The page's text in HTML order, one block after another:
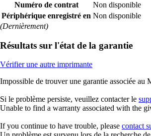
Numéro de contrat
Non disponible
Périphérique enregistré en Non disponible
(Dernièrement)
Résultats sur l'état de la garantie
Vérifier une autre imprimante
Impossible de trouver une garantie associée
Si le problème persiste, veuillez contacter le
Unable to find a warranty associated with the
If you continue to have trouble, please contact